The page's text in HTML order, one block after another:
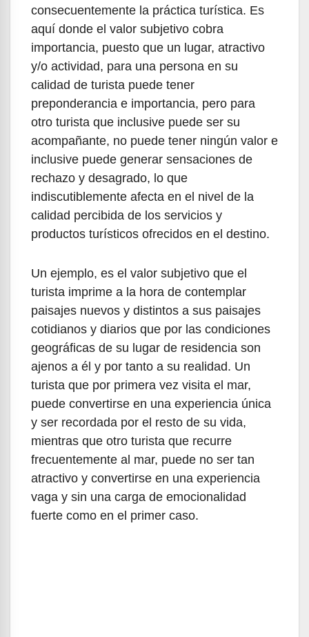
consecuentemente la práctica turística. Es
aquí donde el valor subjetivo cobra
importancia, puesto que un lugar, atractivo
y/o actividad, para una persona en su
calidad de turista puede tener
preponderancia e importancia, pero para
otro turista que inclusive puede ser su
acompañante, no puede tener ningún valor e
inclusive puede generar sensaciones de
rechazo y desagrado, lo que
indiscutiblemente afecta en el nivel de la
calidad percibida de los servicios y
productos turísticos ofrecidos en el destino.
Un ejemplo, es el valor subjetivo que el
turista imprime a la hora de contemplar
paisajes nuevos y distintos a sus paisajes
cotidianos y diarios que por las condiciones
geográficas de su lugar de residencia son
ajenos a él y por tanto a su realidad. Un
turista que por primera vez visita el mar,
puede convertirse en una experiencia única
y ser recordada por el resto de su vida,
mientras que otro turista que recurre
frecuentemente al mar, puede no ser tan
atractivo y convertirse en una experiencia
vaga y sin una carga de emocionalidad
fuerte como en el primer caso.